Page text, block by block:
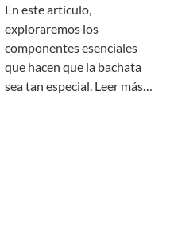
En este artículo,
exploraremos los
componentes esenciales
que hacen que la bachata
sea tan especial. Leer más…